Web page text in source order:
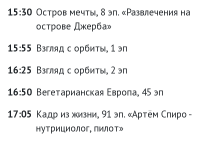
15:30 Остров мечты, 8 эп. «Развлечения на
острове Джерба»
15:55 Взгляд с орбиты, 1 эп
16:25 Взгляд с орбиты, 2 эп
16:50 Вегетарианская Европа, 45 эп
17:05 Кадр из жизни, 91 эп. «Артём Спиро -
нутрициолог, пилот»